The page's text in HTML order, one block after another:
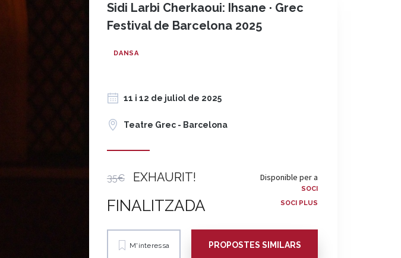
Sidi Larbi Cherkaoui: Ihsane · Grec
Festival de Barcelona 2025
DANSA
11 i 12 de juliol de 2025
Teatre Grec - Barcelona
35€ EXHAURIT!
FINALITZADA
Disponible per a
SOCI
SOCI PLUS
M'interessa PROPOSTES SIMILARS